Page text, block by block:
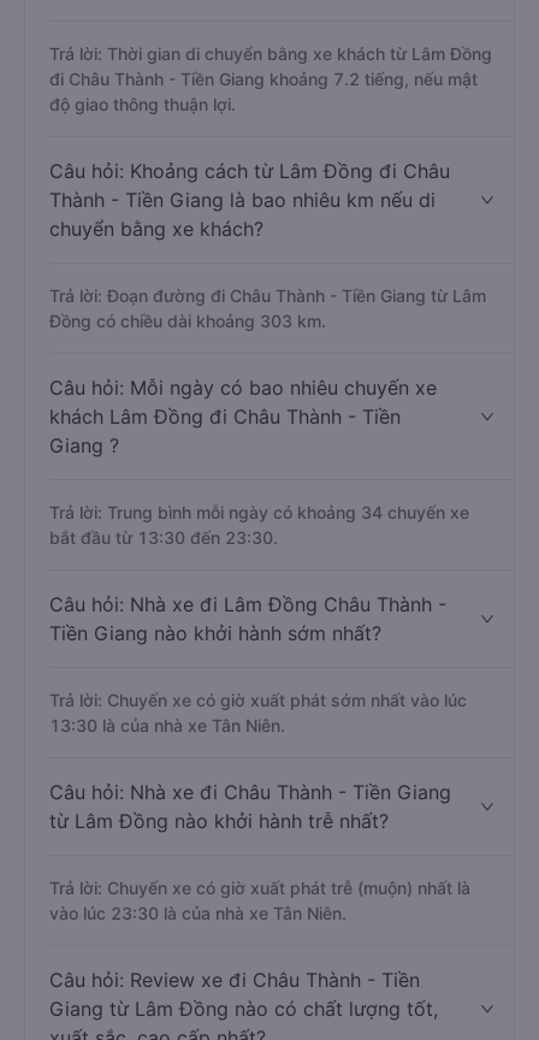
Trả lời: Thời gian di chuyển bằng xe khách từ Lâm Đồng
đi Châu Thành - Tiền Giang khoảng 7.2 tiếng, nếu mật
độ giao thông thuận lợi.
Câu hỏi: Khoảng cách từ Lâm Đồng đi Châu
Thành - Tiền Giang là bao nhiêu km nếu di
chuyển bằng xe khách?
Trả lời: Đoạn đường đi Châu Thành - Tiền Giang từ Lâm
Đồng có chiều dài khoảng 303 km.
Câu hỏi: Mỗi ngày có bao nhiêu chuyến xe
khách Lâm Đồng đi Châu Thành - Tiền
Giang ?
Trả lời: Trung bình mỗi ngày có khoảng 34 chuyến xe
bắt đầu từ 13:30 đến 23:30.
Câu hỏi: Nhà xe đi Lâm Đồng Châu Thành -
Tiền Giang nào khởi hành sớm nhất?
Trả lời: Chuyến xe có giờ xuất phát sớm nhất vào lúc
13:30 là của nhà xe Tân Niên.
Câu hỏi: Nhà xe đi Châu Thành - Tiền Giang
từ Lâm Đồng nào khởi hành trễ nhất?
Trả lời: Chuyến xe có giờ xuất phát trễ (muộn) nhất là
vào lúc 23:30 là của nhà xe Tân Niên.
Câu hỏi: Review xe đi Châu Thành - Tiền
Giang từ Lâm Đồng nào có chất lượng tốt,